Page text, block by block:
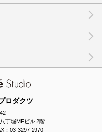
ロダクツ
丁堀MFビル 2階
：03-3297-2970